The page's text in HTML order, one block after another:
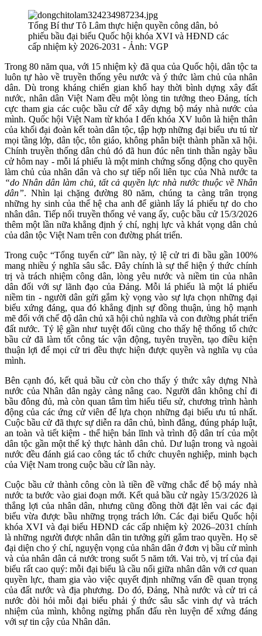
Tổng Bí thư Tô Lâm thực hiện quyền công dân, bỏ
phiếu bầu đại biểu Quốc hội khóa XVI và HĐND các
cấp nhiệm kỳ 2026-2031 - Ảnh: VGP
Trong 80 năm qua, với 15 nhiệm kỳ đã qua của Quốc hội, dân tộc ta
luôn tự hào về truyền thống yêu nước và ý thức làm chủ của nhân
dân. Dù trong kháng chiến gian khổ hay thời bình dựng xây đất
nước, nhân dân Việt Nam đều một lòng tin tưởng theo Đảng, tích
cực tham gia các cuộc bầu cử để xây dựng bộ máy nhà nước của
mình. Quốc hội Việt Nam từ khóa I đến khóa XV luôn là hiện thân
của khối đại đoàn kết toàn dân tộc, tập hợp những đại biểu ưu tú từ
mọi tầng lớp, dân tộc, tôn giáo, không phân biệt thành phần xã hội.
Chính truyền thống dân chủ đó đã hun đúc nên tinh thần ngày bầu
cử hôm nay - mỗi lá phiếu là một minh chứng sống động cho quyền
làm chủ của nhân dân và cho sự tiếp nối liên tục của Nhà nước ta
“do Nhân dân làm chủ, tất cả quyền lực nhà nước thuộc về Nhân
dân”. Nhìn lại chặng đường 80 năm, chúng ta càng trân trọng
những hy sinh của thế hệ cha anh để giành lấy lá phiếu tự do cho
nhân dân. Tiếp nối truyền thống vẻ vang ấy, cuộc bầu cử 15/3/2026
thêm một lần nữa khẳng định ý chí, nghị lực và khát vọng dân chủ
của dân tộc Việt Nam trên con đường phát triển.
Trong cuộc “Tổng tuyển cử” lần này, tỷ lệ cử tri đi bầu gần 100%
mang nhiều ý nghĩa sâu sắc. Đây chính là sự thể hiện ý thức chính
trị và trách nhiệm công dân, lòng yêu nước và niềm tin của nhân
dân đối với sự lãnh đạo của Đảng. Mỗi lá phiếu là một lá phiếu
niềm tin - người dân gửi gắm kỳ vọng vào sự lựa chọn những đại
biểu xứng đáng, qua đó khẳng định sự đồng thuận, ủng hộ mạnh
mẽ đối với chế độ dân chủ xã hội chủ nghĩa và con đường phát triển
đất nước. Tỷ lệ gần như tuyệt đối cũng cho thấy hệ thống tổ chức
bầu cử đã làm tốt công tác vận động, tuyên truyền, tạo điều kiện
thuận lợi để mọi cử tri đều thực hiện được quyền và nghĩa vụ của
mình.
Bên cạnh đó, kết quả bầu cử còn cho thấy ý thức xây dựng Nhà
nước của Nhân dân ngày càng nâng cao. Người dân không chỉ đi
bầu đông đủ, mà còn quan tâm tìm hiểu tiểu sử, chương trình hành
động của các ứng cử viên để lựa chọn những đại biểu ưu tú nhất.
Cuộc bầu cử đã thực sự diễn ra dân chủ, bình đẳng, đúng pháp luật,
an toàn và tiết kiệm - thể hiện bản lĩnh và trình độ dân trí của một
dân tộc gần một thế kỷ thực hành dân chủ. Dư luận trong và ngoài
nước đều đánh giá cao công tác tổ chức chuyên nghiệp, minh bạch
của Việt Nam trong cuộc bầu cử lần này.
Cuộc bầu cử thành công còn là tiền đề vững chắc để bộ máy nhà
nước ta bước vào giai đoạn mới. Kết quả bầu cử ngày 15/3/2026 là
thắng lợi của nhân dân, nhưng cũng đồng thời đặt lên vai các đại
biểu vừa được bầu những trọng trách lớn. Các đại biểu Quốc hội
khóa XVI và đại biểu HĐND các cấp nhiệm kỳ 2026–2031 chính
là những người được nhân dân tin tưởng gửi gắm trao quyền. Họ sẽ
đại diện cho ý chí, nguyện vọng của nhân dân ở đơn vị bầu cử mình
và của nhân dân cả nước trong suốt 5 năm tới. Vai trò, vị trí của đại
biểu rất cao quý: mỗi đại biểu là cầu nối giữa nhân dân với cơ quan
quyền lực, tham gia vào việc quyết định những vấn đề quan trọng
của đất nước và địa phương. Do đó, Đảng, Nhà nước và cử tri cả
nước đòi hỏi mỗi đại biểu phải ý thức sâu sắc vinh dự và trách
nhiệm của mình, không ngừng phấn đấu rèn luyện để xứng đáng
với sự tin cậy của Nhân dân.